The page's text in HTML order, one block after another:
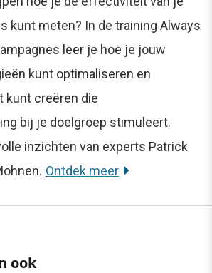
kunt meten? In de training Always
leer je hoe je jouw
kunt optimaliseren en
kunt creëren die
bij je doelgroep stimuleert.
inzichten van experts Patrick
Ontdek meer
ook